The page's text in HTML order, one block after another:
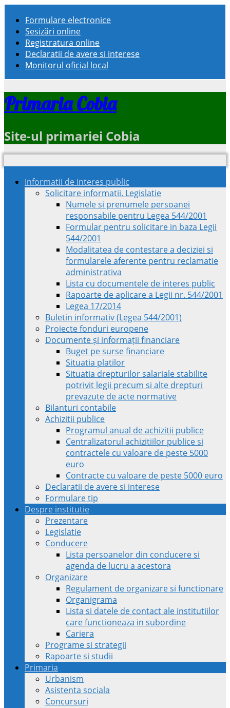
Formulare electronice
Sesizări online
Registratura online
Declaratii de avere si interese
Monitorul oficial local
Primaria Cobia
Site-ul primariei Cobia
Informatii de interes public
Solicitare informatii. Legislatie
Numele si prenumele persoanei
responsabile pentru Legea 544/2001
Formular pentru solicitare in baza Legii
544/2001
Modalitatea de contestare a deciziei si
formularele aferente pentru reclamatie
administrativa
Lista cu documentele de interes public
Rapoarte de aplicare a Legii nr. 544/2001
Legea 17/2014
Buletin informativ (Legea 544/2001)
Proiecte fonduri europene
Documente și informații financiare
Buget pe surse financiare
Situatia platilor
Situatia drepturilor salariale stabilite
potrivit legii precum si alte drepturi
prevazute de acte normative
Bilanturi contabile
Achizitii publice
Programul anual de achizitii publice
Centralizatorul achizitiilor publice si
contractele cu valoare de peste 5000
euro
Contracte cu valoare de peste 5000 euro
Declaratii de avere si interese
Formulare tip
Despre institutie
Prezentare
Legislatie
Conducere
Lista persoanelor din conducere si
agenda de lucru a acestora
Organizare
Regulament de organizare si functionare
Organigrama
Lista si datele de contact ale institutiilor
care functioneaza in subordine
Cariera
Programe si strategii
Rapoarte si studii
Primaria
Urbanism
Asistenta sociala
Concursuri